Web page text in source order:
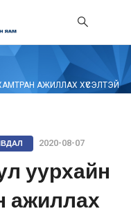
АЖИЛЛАХ ХҮСЭЛТЭЙ
2020-08-07
уурхайн
ажиллах